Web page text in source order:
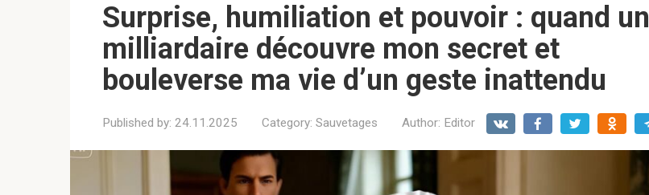
Surprise, humiliation et pouvoir : quand un
milliardaire découvre mon secret et
bouleverse ma vie d’un geste inattendu
Published by: 24.11.2025 Category: Sauvetages Author: Editor